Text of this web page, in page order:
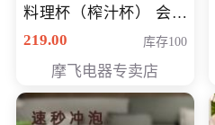
料理杯（榨汁杯） 会员
专享价118元
219.00 库存100
摩飞电器专卖店